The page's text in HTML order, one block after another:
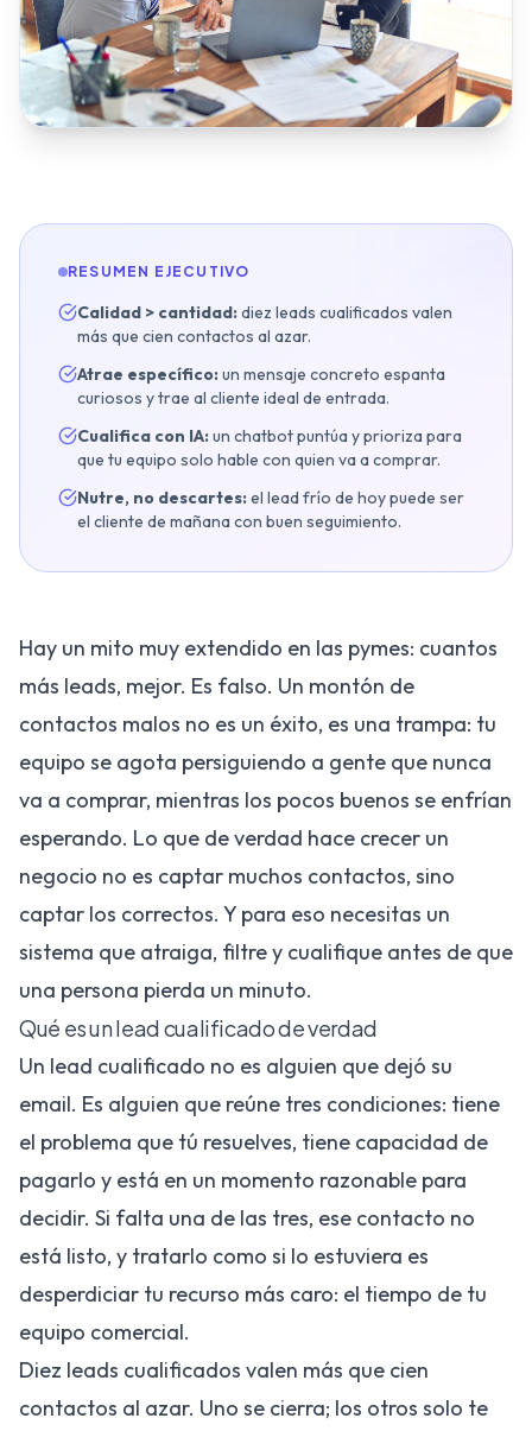
Clínicas Dentales Gimnasios y Fitness
Talleres y Concesionarios Estética y Wellness
Blog y Noticias
RESUMEN EJECUTIVO
Calidad > cantidad:diez leads cualificados valen
más que cien contactos al azar.
Atrae específico:un mensaje concreto espanta
curiosos y trae al cliente ideal de entrada.
Cualifica con IA:un chatbot puntúa y prioriza para
que tu equipo solo hable con quien va a comprar.
Nutre, no descartes:el lead frío de hoy puede ser
el cliente de mañana con buen seguimiento.
Hay un mito muy extendido en las pymes: cuantos
más leads, mejor. Es falso. Un montón de
contactos malos no es un éxito, es una trampa: tu
equipo se agota persiguiendo a gente que nunca
va a comprar, mientras los pocos buenos se enfrían
esperando. Lo que de verdad hace crecer un
negocio no es captar muchos contactos, sino
captar los correctos. Y para eso necesitas un
sistema que atraiga, filtre y cualifique antes de que
una persona pierda un minuto.
Qué es un lead cualificado de verdad
Un lead cualificado no es alguien que dejó su
email. Es alguien que reúne tres condiciones: tiene
el problema que tú resuelves, tiene capacidad de
pagarlo y está en un momento razonable para
decidir. Si falta una de las tres, ese contacto no
está listo, y tratarlo como si lo estuviera es
desperdiciar tu recurso más caro: el tiempo de tu
equipo comercial.
Diez leads cualificados valen más que cien
contactos al azar. Uno se cierra; los otros solo te